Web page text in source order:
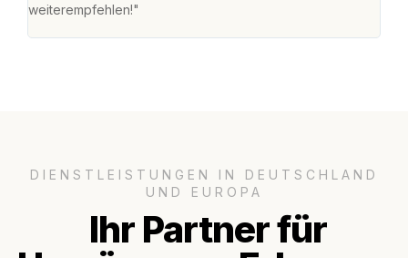
weiterempfehlen!"
DIENSTLEISTUNGEN IN DEUTSCHLAND
UND EUROPA
Ihr Partner für